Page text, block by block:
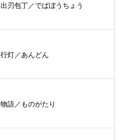
出刃包丁／でばぼうちょう
行灯／あんどん
物語／ものがたり